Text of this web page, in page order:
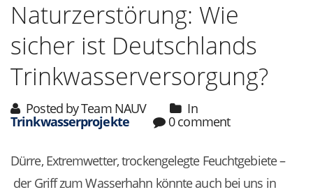
Naturzerstörung: Wie
sicher ist Deutschlands
Trinkwasserversorgung?
Posted by Team NAUV In
Trinkwasserprojekte 0 comment
Dürre, Extremwetter, trockengelegte Feuchtgebiete –
der Griff zum Wasserhahn könnte auch bei uns in